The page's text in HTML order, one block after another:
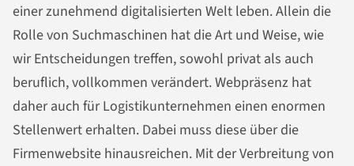
einer zunehmend digitalisierten Welt leben. Allein die
Rolle von Suchmaschinen hat die Art und Weise, wie
wir Entscheidungen treffen, sowohl privat als auch
beruflich, vollkommen verändert. Webpräsenz hat
daher auch für Logistikunternehmen einen enormen
Stellenwert erhalten. Dabei muss diese über die
Firmenwebsite hinausreichen. Mit der Verbreitung von